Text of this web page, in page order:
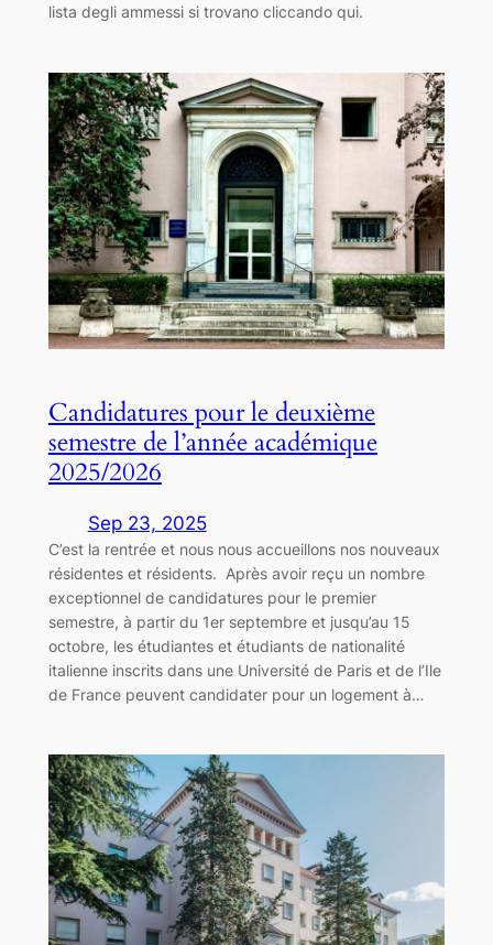
lista degli ammessi si trovano cliccando qui.
Candidatures pour le deuxième
semestre de l’année académique
2025/2026
Sep 23, 2025
C’est la rentrée et nous nous accueillons nos nouveaux
résidentes et résidents. Après avoir reçu un nombre
exceptionnel de candidatures pour le premier
semestre, à partir du 1er septembre et jusqu’au 15
octobre, les étudiantes et étudiants de nationalité
italienne inscrits dans une Université de Paris et de l’Ile
de France peuvent candidater pour un logement à…